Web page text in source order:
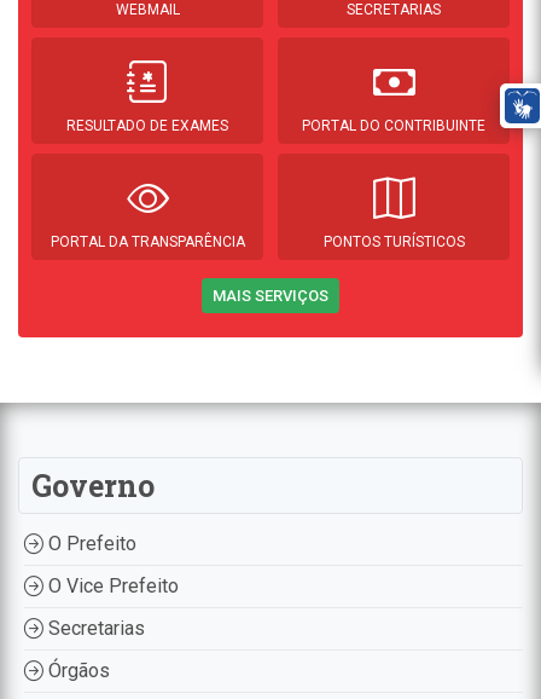
WEBMAIL SECRETARIAS
RESULTADO DE EXAMES PORTAL DO CONTRIBUINTE
PORTAL DA TRANSPARÊNCIA PONTOS TURÍSTICOS
MAIS SERVIÇOS
Governo
O Prefeito
O Vice Prefeito
Secretarias
Órgãos